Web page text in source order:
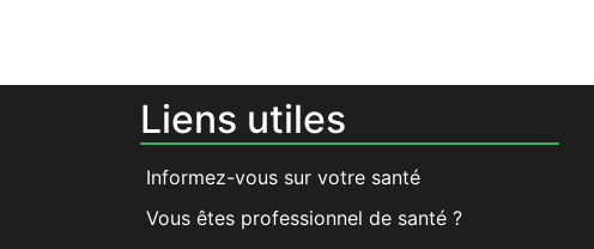
Liens utiles
Informez-vous sur votre santé
Vous êtes professionnel de santé ?